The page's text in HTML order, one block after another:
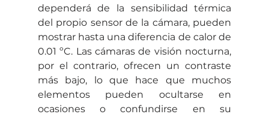
dependerá de la sensibilidad térmica
del propio sensor de la cámara, pueden
mostrar hasta una diferencia de calor de
0.01 ºC. Las cámaras de visión nocturna,
por el contrario, ofrecen un contraste
más bajo, lo que hace que muchos
elementos pueden ocultarse en
ocasiones o confundirse en su